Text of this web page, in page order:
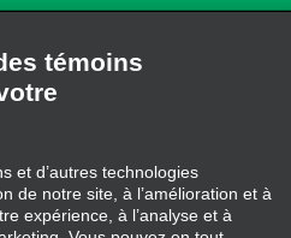
témoins
et d’autres technologies
de notre site, à l’amélioration et à
expérience, à l’analyse et à